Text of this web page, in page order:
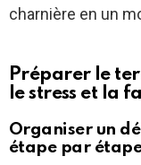
charnière en un
Préparer le
le stress et la
Organiser un
étape par